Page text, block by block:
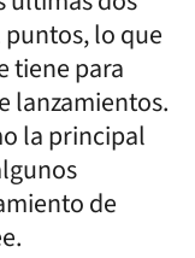
lo que
tiene para
lanzamientos.
la principal
de